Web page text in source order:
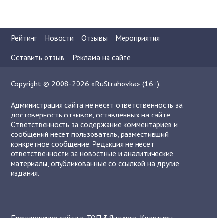
Рейтинг Новости Отзывы
Мероприятия
Оставить отзыв
Реклама на сайте
Copyright © 2008-2026 «RuStrahovka» (16+).
Администрация сайта не несет ответственность за
достоверность отзывов, оставленных на сайте.
Ответственность за содержание комментариев и
сообщений несет пользователь, разместивший
конкретное сообщение. Редакция не несет
ответственности за новостные и аналитические
материалы, опубликованные со ссылкой на другие
издания.